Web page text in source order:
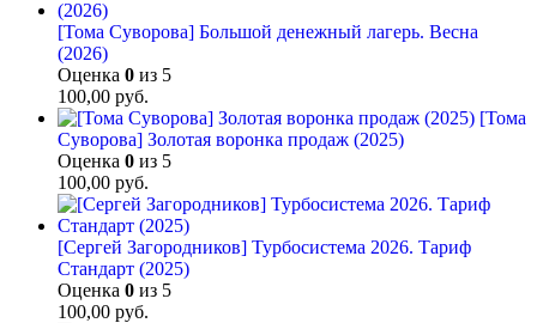
[Тома Суворова] Большой денежный лагерь. Весна
(2026)
Оценка 0 из 5
100,00 руб.
[Тома
Суворова] Золотая воронка продаж (2025)
Оценка 0 из 5
100,00 руб.
[Сергей Загородников] Турбосистема 2026. Тариф
Стандарт (2025)
Оценка 0 из 5
100,00 руб.